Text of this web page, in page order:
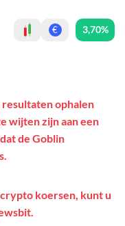
€ 3,70%
ophalen
wijten zijn aan een
de Goblin
koersen, kunt u